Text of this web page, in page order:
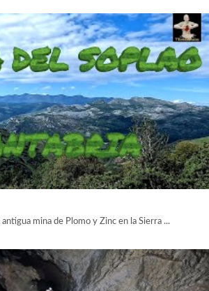
antigua mina de Plomo y Zinc en la Sierra ...